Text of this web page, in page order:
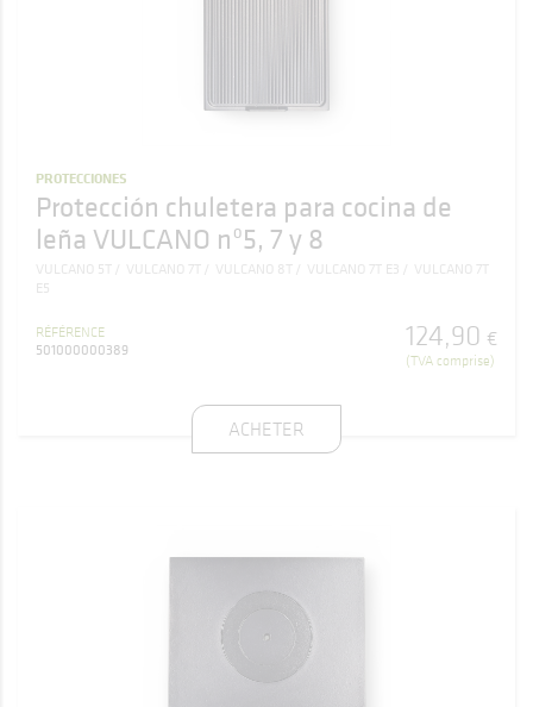
PROTECCIONES
Protección chuletera para cocina de
leña VULCANO nº5, 7 y 8
VULCANO 5T VULCANO 7T VULCANO 8T VULCANO 7T E3
VULCANO 7T
E5
RÉFÉRENCE
501000000389
124,90 €
(TVA comprise)
ACHETER